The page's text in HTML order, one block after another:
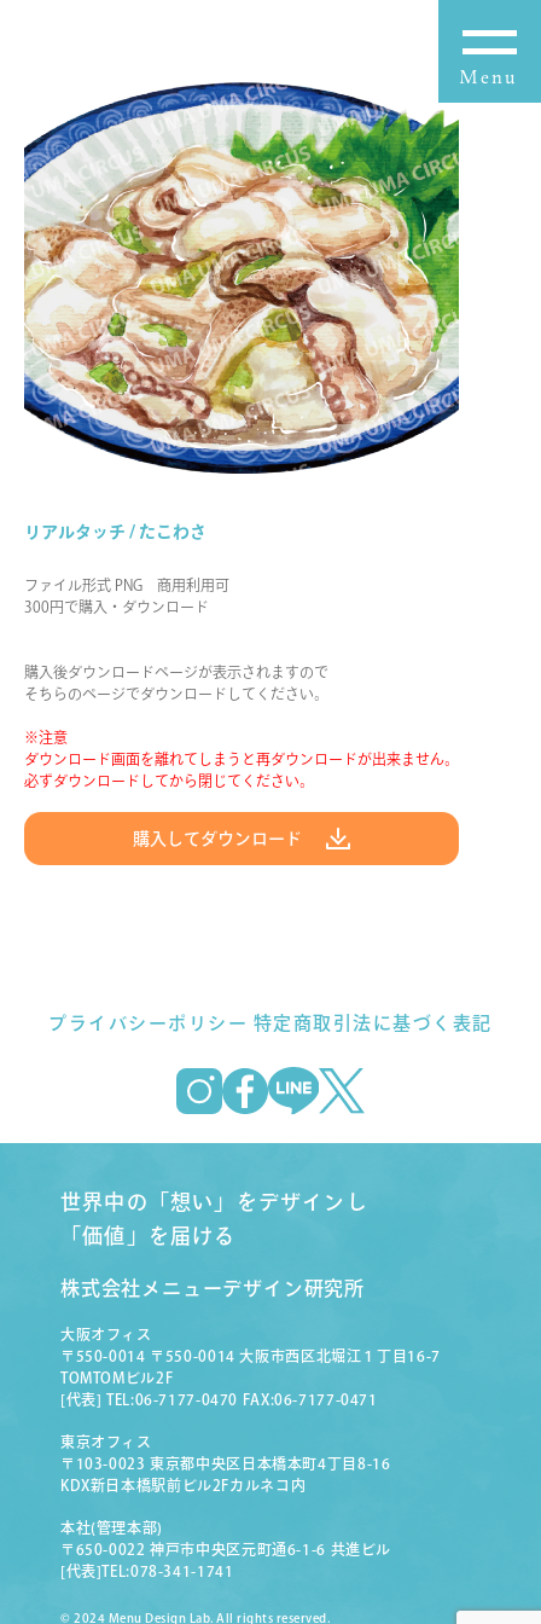
リアルタッチ / たこわさ
ファイル形式 PNG 商用利用可
300円で購入・ダウンロード
購入後ダウンロードページが表示されますので
そちらのページでダウンロードしてください。
※注意
ダウンロード画面を離れてしまうと再ダウンロードが出来ません。
必ずダウンロードしてから閉じてください。
購入してダウンロード
プライバシーポリシー 特定商取引法に基づく表記
世界中の「想い」をデザインし
「価値」を届ける
株式会社メニューデザイン研究所
大阪オフィス
〒550-0014 〒550-0014 大阪市西区北堀江１丁目16-7
TOMTOMビル2F
[代表] TEL:06-7177-0470 FAX:06-7177-0471
東京オフィス
〒103-0023 東京都中央区日本橋本町4丁目8-16
KDX新日本橋駅前ビル2Fカルネコ内
本社(管理本部)
〒650-0022 神戸市中央区元町通6-1-6 共進ビル
[代表]TEL:078-341-1741
© 2024 Menu Design Lab. All rights reserved.